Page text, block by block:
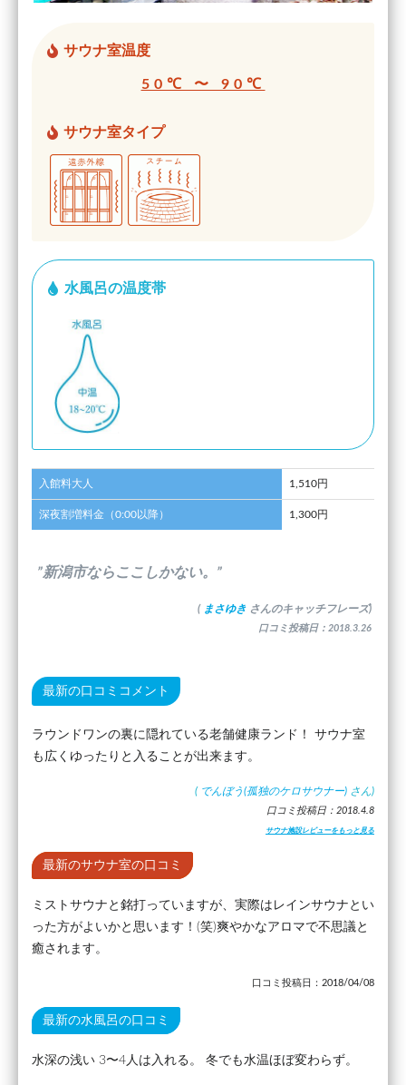
サウナ室温度
50℃ 〜 90℃
サウナ室タイプ
水風呂の温度帯
入館料大人 1,510円
深夜割増料金（0:00以降） 1,300円
”新潟市ならここしかない。”
( まさゆき さんのキャッチフレーズ)
口コミ投稿日：2018.3.26
最新の口コミコメント
ラウンドワンの裏に隠れている老舗健康ランド！ サウナ室
も広くゆったりと入ることが出来ます。
( でんぼう(孤独のケロサウナー) さん)
口コミ投稿日：2018.4.8
サウナ施設レビューをもっと見る
最新のサウナ室の口コミ
ミストサウナと銘打っていますが、実際はレインサウナとい
った方がよいかと思います！(笑)爽やかなアロマで不思議と
癒されます。
口コミ投稿日：2018/04/08
最新の水風呂の口コミ
水深の浅い 3〜4人は入れる。 冬でも水温ほぼ変わらず。